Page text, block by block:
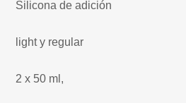
Silicona de adición
light y regular
2 x 50 ml,